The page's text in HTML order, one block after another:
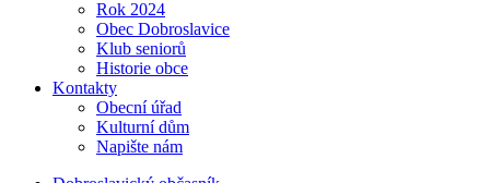
Rok 2024
Obec Dobroslavice
Klub seniorů
Historie obce
Kontakty
Obecní úřad
Kulturní dům
Napište nám